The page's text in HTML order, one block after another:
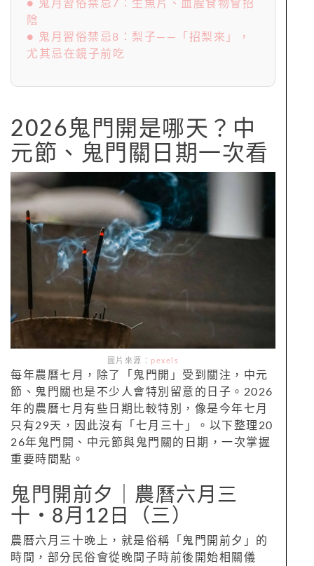
● 鬼月習俗禁忌7：生魚片、血腥食物會招
陰
● 鬼月習俗禁忌8：梨子——「招梨來」，
尤其忌在鏡子前吃
2026鬼門開是哪天？中
元節、鬼門關日期一次看
圖片來源： pexels
每年農曆七月，除了「鬼門開」受到關注，中元
節、鬼門關也是不少人會特別留意的日子。2026
年的農曆七月有些日期比較特別，像是今年七月
只有29天，因此沒有「七月三十」。以下整理20
26年鬼門開、中元節與鬼門關的日期，一次掌握
重要時間點。
鬼門開前夕｜農曆六月三
十‧8月12日（三）
農曆六月三十晚上，就是俗稱「鬼門開前夕」的
時間，部分民俗會從晚間子時前後開始相關儀